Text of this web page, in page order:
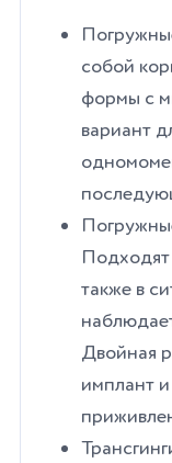
собой
формы с
вариант
Подходят
также в
Двойная
имплант